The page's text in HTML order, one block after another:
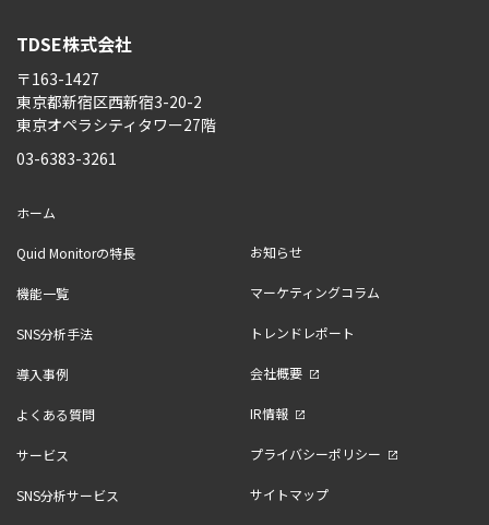
TDSE株式会社
〒163-1427
東京都新宿区西新宿3-20-2
東京オペラシティタワー27階
03-6383-3261
ホーム
Quid Monitorの特長
機能一覧
SNS分析手法
導入事例
よくある質問
サービス
SNS分析サービス
お知らせ
マーケティングコラム
トレンドレポート
会社概要
IR情報
プライバシーポリシー
サイトマップ